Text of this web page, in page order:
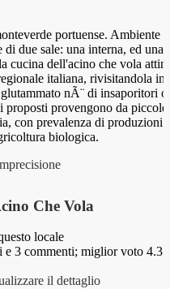
portuense. Ambiente
due sale: una interna, ed una
cucina dell'acino che vola
italiana, rivisitandola in
nÃ¨ di insaporitori o
provengono da piccole
con prevalenza di produzioni
biologica.
Che Vola
locale
e 3commenti; miglior voto 4.3
il dettaglio